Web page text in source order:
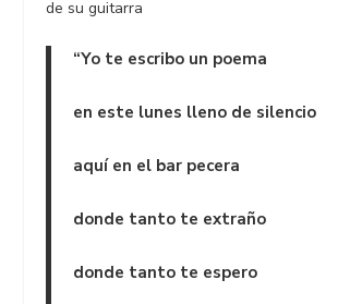
de su guitarra
“Yo te escribo un poema
en este lunes lleno de silencio
aquí en el bar pecera
donde tanto te extraño
donde tanto te espero